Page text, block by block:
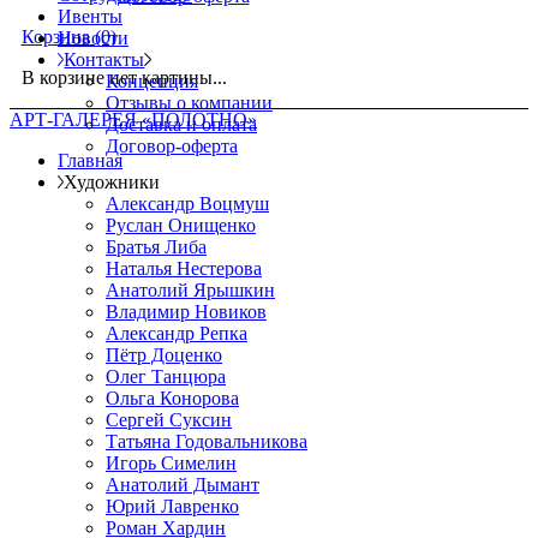
Корзина (0)
В корзине нет картины...
АРТ-ГАЛЕРЕЯ «ПОЛОТНО»
Главная
Художники
Александр Воцмуш
Руслан Онищенко
Братья Либа
Наталья Нестерова
Анатолий Ярышкин
Владимир Новиков
Александр Репка
Пётр Доценко
Олег Танцюра
Ольга Конорова
Сергей Суксин
Татьяна Годовальникова
Игорь Симелин
Анатолий Дымант
Юрий Лавренко
Роман Хардин
Ивенты
Новости
Контакты
Концепция
Отзывы о компании
Доставка и оплата
Договор-оферта